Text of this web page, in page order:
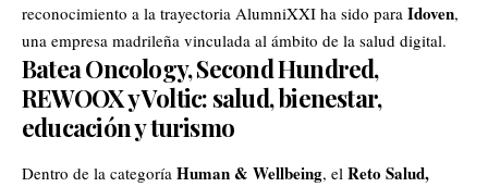
reconocimiento a la trayectoria AlumniXXI ha sido para Idoven,
una empresa madrileña vinculada al ámbito de la salud digital.
Batea Oncology, Second Hundred,
REWOOX y Voltic: salud, bienestar,
educación y turismo
Dentro de la categoría Human & Wellbeing, el Reto Salud,